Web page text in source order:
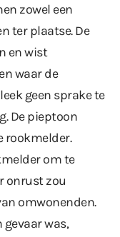
zowel een
ter plaatse. De
en wist
waar de
geen sprake te
De pieptoon
rookmelder.
om te
onrust zou
omwonenden.
was,